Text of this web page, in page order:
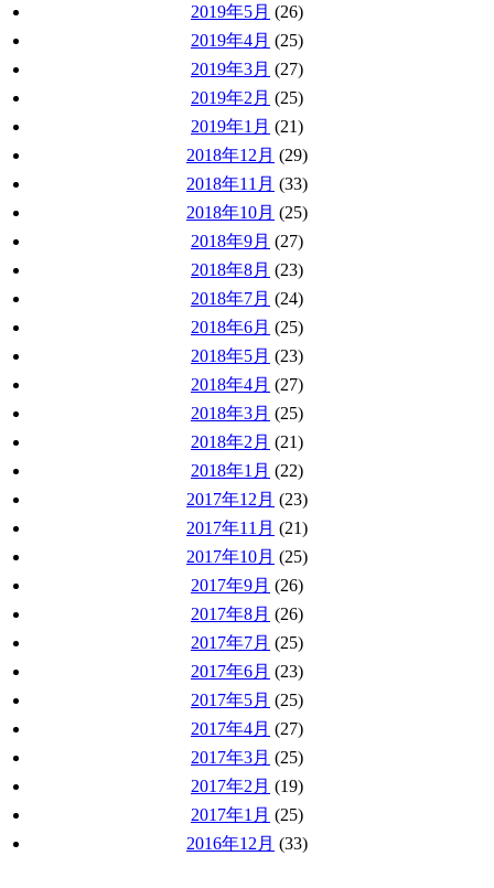
2019年5月 (26)
2019年4月 (25)
2019年3月 (27)
2019年2月 (25)
2019年1月 (21)
2018年12月 (29)
2018年11月 (33)
2018年10月 (25)
2018年9月 (27)
2018年8月 (23)
2018年7月 (24)
2018年6月 (25)
2018年5月 (23)
2018年4月 (27)
2018年3月 (25)
2018年2月 (21)
2018年1月 (22)
2017年12月 (23)
2017年11月 (21)
2017年10月 (25)
2017年9月 (26)
2017年8月 (26)
2017年7月 (25)
2017年6月 (23)
2017年5月 (25)
2017年4月 (27)
2017年3月 (25)
2017年2月 (19)
2017年1月 (25)
2016年12月 (33)